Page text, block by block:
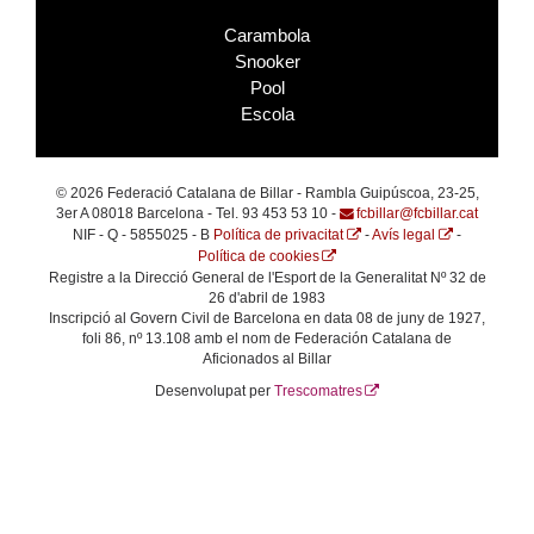
Carambola
Snooker
Pool
Escola
© 2026 Federació Catalana de Billar - Rambla Guipúscoa, 23-25,
3er A 08018 Barcelona - Tel. 93 453 53 10 -
fcbillar@fcbillar.cat
NIF - Q - 5855025 - B Política de privacitat -Avís legal
-
Política de cookies
Registre a la Direcció General de l'Esport de la Generalitat Nº 32 de
26 d'abril de 1983
Inscripció al Govern Civil de Barcelona en data 08 de juny de 1927,
foli 86, nº 13.108 amb el nom de Federación Catalana de
Aficionados al Billar
Desenvolupat per Trescomatres